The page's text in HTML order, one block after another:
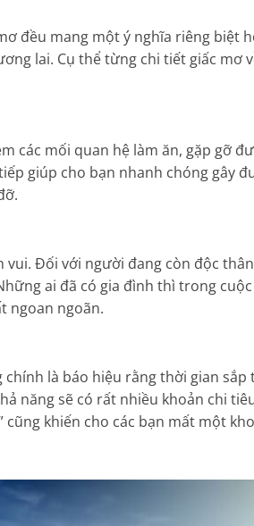
đều mang một ý nghĩa riêng biệt
lai. Cụ thể từng chi tiết giấc mơ
các mối quan hệ làm ăn, gặp gỡ
giúp cho bạn nhanh chóng gây
Đối với người đang còn độc
ai đã có gia đình thì trong
ngoan ngoãn.
là báo hiệu rằng thời gian sắp
năng sẽ có rất nhiều khoản chi
khiến cho các bạn mất một